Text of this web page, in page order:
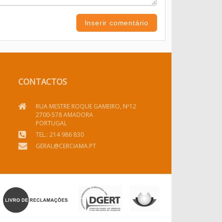
CONTACTOS
RUA MESTRE ROQUE GAMEIRO, Nº12
2700-578 AMADORA
PORTUGAL
TEL.: 214 986 830
GERAL@CERCIAMA.PT
DGERT